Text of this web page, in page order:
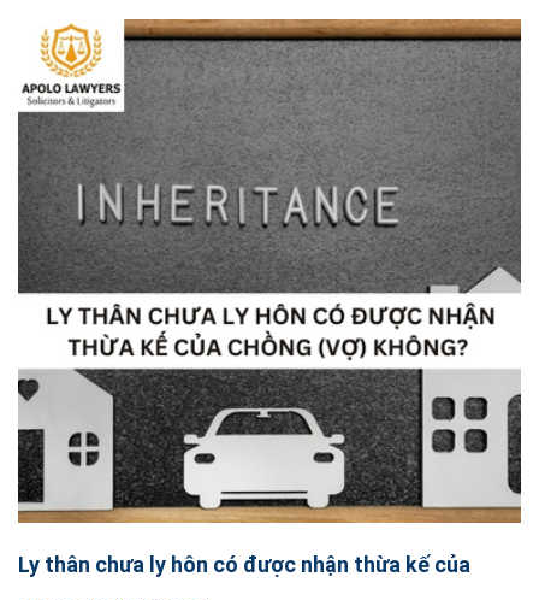
Ly thân chưa ly hôn có được nhận thừa kế của